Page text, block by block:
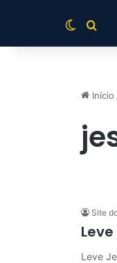
Switch
Início
Site
Leve